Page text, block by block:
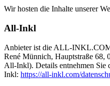
Wir hosten die Inhalte unserer
All-Inkl
Anbieter ist die ALL-
René Münnich, Hauptstraße 68,
All-Inkl). Details entnehmen Sie
Inkl: https://all-inkl.com/